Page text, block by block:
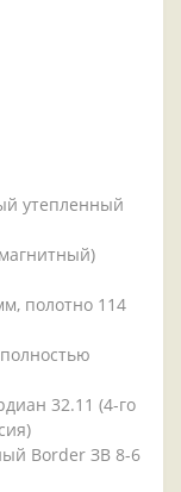
утепленный
полотно 114
32.11 (4-го
Border ЗВ 8-6